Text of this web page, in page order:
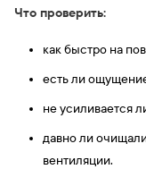
Что проверить:
как быстро на
есть ли
не усиливается
давно ли
вентиляции.